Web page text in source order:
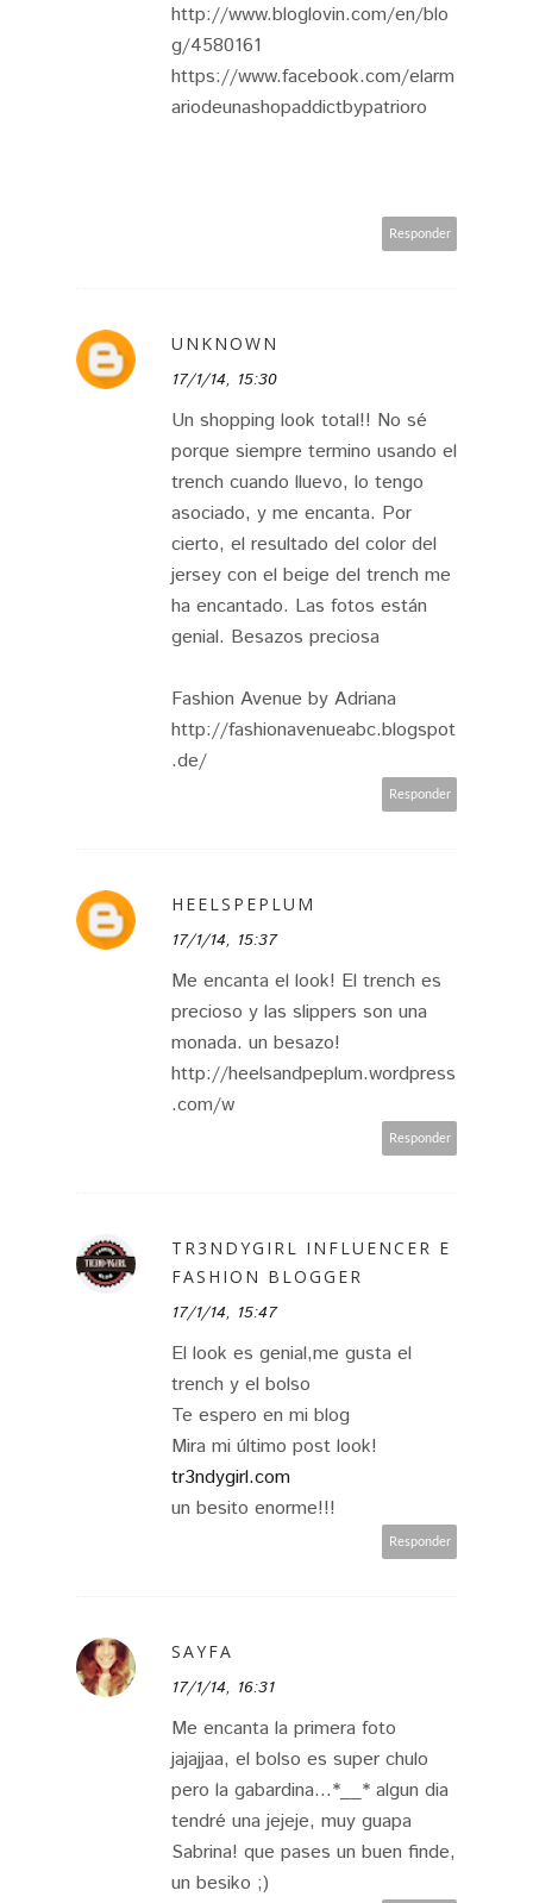
http://www.bloglovin.com/en/blo
g/4580161
https://www.facebook.com/elarm
ariodeunashopaddictbypatrioro
Responder
UNKNOWN
17/1/14, 15:30
Un shopping look total!! No sé
porque siempre termino usando el
trench cuando lluevo, lo tengo
asociado, y me encanta. Por
cierto, el resultado del color del
jersey con el beige del trench me
ha encantado. Las fotos están
genial. Besazos preciosa
Fashion Avenue by Adriana
http://fashionavenueabc.blogspot
.de/
Responder
HEELSPEPLUM
17/1/14, 15:37
Me encanta el look! El trench es
precioso y las slippers son una
monada. un besazo!
http://heelsandpeplum.wordpress
.com/w
Responder
TR3NDYGIRL INFLUENCER E
FASHION BLOGGER
17/1/14, 15:47
El look es genial,me gusta el
trench y el bolso
Te espero en mi blog
Mira mi último post look!
tr3ndygirl.com
un besito enorme!!!
Responder
SAYFA
17/1/14, 16:31
Me encanta la primera foto
jajajjaa, el bolso es super chulo
pero la gabardina...*__* algun dia
tendré una jejeje, muy guapa
Sabrina! que pases un buen finde,
un besiko ;)